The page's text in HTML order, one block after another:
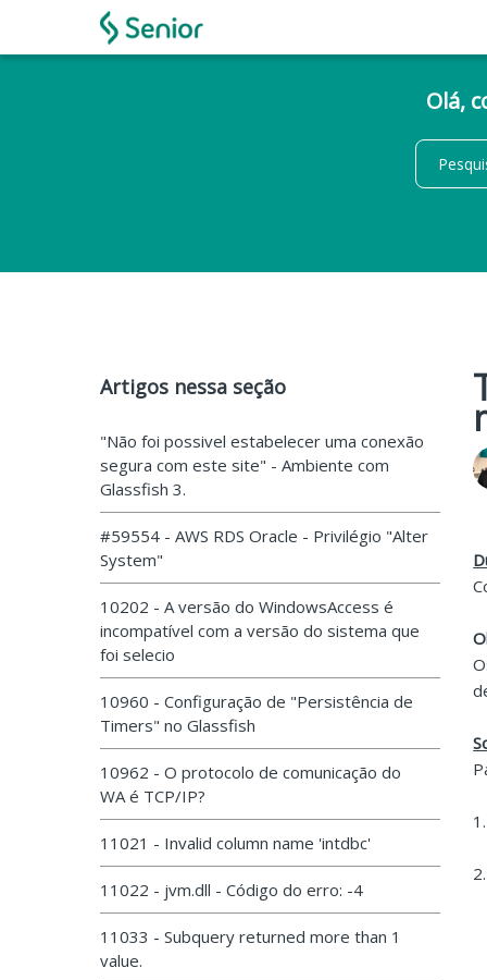
Olá,
Artigos nessa seção
"Não foi possivel estabelecer uma conexão
segura com este site" - Ambiente com
Glassfish 3.
#59554 - AWS RDS Oracle - Privilégio "Alter
System"
10202 - A versão do WindowsAccess é
incompatível com a versão do sistema que
foi selecio
10960 - Configuração de "Persistência de
Timers" no Glassfish
10962 - O protocolo de comunicação do
WA é TCP/IP?
11021 - Invalid column name 'intdbc'
11022 - jvm.dll - Código do erro: -4
11033 - Subquery returned more than 1
value.